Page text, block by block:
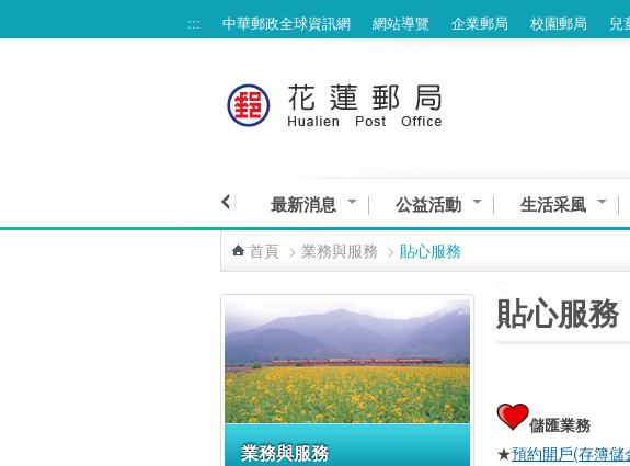
::: 中華郵政全球資訊網 網站導覽 企業郵局 校園郵局 兒
最新消息 公益活動 生活采風
首頁 > 業務與服務 > 貼心服務
業務與服務
貼心服務
儲匯業務
★預約開戶(存簿儲